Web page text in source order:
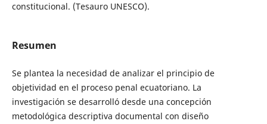
constitucional. (Tesauro UNESCO).
Resumen
Se plantea la necesidad de analizar el principio de
objetividad en el proceso penal ecuatoriano. La
investigación se desarrolló desde una concepción
metodológica descriptiva documental con diseño